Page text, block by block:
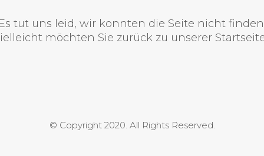
tut uns leid, wir konnten die Seite nicht
möchten Sie zurück zu unserer
© Copyright 2020. All Rights Reserved.